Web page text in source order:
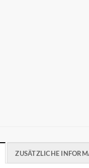
ZUSÄTZLICHE